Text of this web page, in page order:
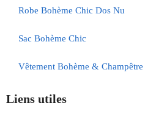
Robe Bohème Chic Dos Nu
Sac Bohème Chic
Vêtement Bohème & Champêtre
Liens utiles